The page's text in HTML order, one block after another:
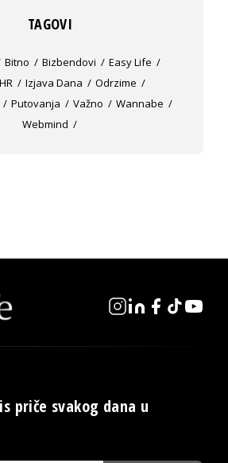
TAGOVI
Bitno Bizbendovi
Easy Life
HR Izjava Dana
Odrzime
Putovanja Važno
Wannabe
Webmind
priče svakog dana u